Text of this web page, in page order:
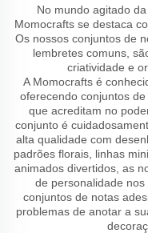
No mundo agitado
Momocrafts se destaca
Os nossos conjuntos de
lembretes comuns,
criatividade e
A Momocrafts é
oferecendo conjuntos
que acreditam no
conjunto é
alta qualidade com
padrões florais, linhas
animados divertidos, as
de personalidade
conjuntos de notas
problemas de anotar a